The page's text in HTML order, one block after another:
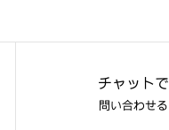
チャットで
問い合わせる